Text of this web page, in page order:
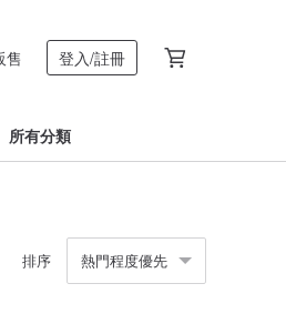
售 登入/註冊
所有分類
排序 熱門程度優先